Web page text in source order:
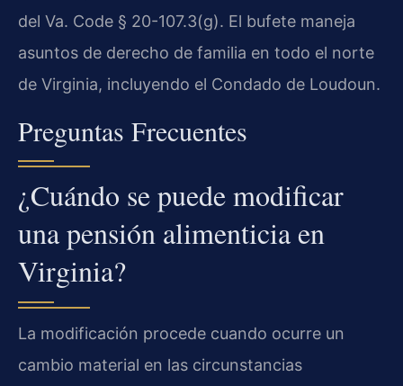
del Va. Code § 20-107.3(g). El bufete maneja
asuntos de derecho de familia en todo el norte
de Virginia, incluyendo el Condado de Loudoun.
Preguntas Frecuentes
¿Cuándo se puede modificar
una pensión alimenticia en
Virginia?
La modificación procede cuando ocurre un
cambio material en las circunstancias